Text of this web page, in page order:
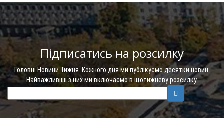
Підписатись на розсилку
Головні Новини Тижня. Кожного дня ми публікуємо десятки новин.
Найважливіші з них ми включаємо в щотижневу розсилку.